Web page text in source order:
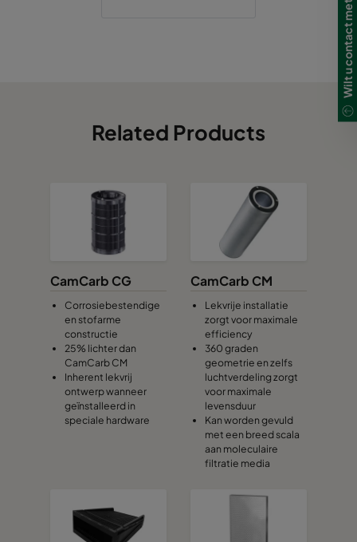
Related Products
CamCarb CG
Corrosiebestendige
en stofarme
constructie
25% lichter dan
CamCarb CM
Inherent lekvrij
ontwerp wanneer
geïnstalleerd in
speciale hardware
CamCarb CM
Lekvrije installatie
zorgt voor maximale
efficiency
360 graden
geometrie en zelfs
luchtverdeling zorgt
voor maximale
levensduur
Kan worden gevuld
met een breed scala
aan moleculaire
filtratie media